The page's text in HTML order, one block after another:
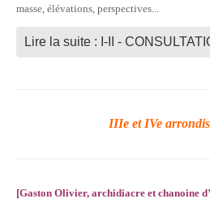
masse, élévations, perspectives...
Lire la suite : I-II -
IIIe et IVe
[Gaston Olivier, archidiacre et chanoine